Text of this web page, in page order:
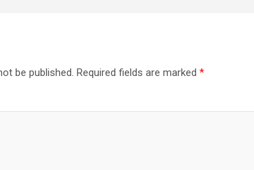
be published. Required fields are marked *